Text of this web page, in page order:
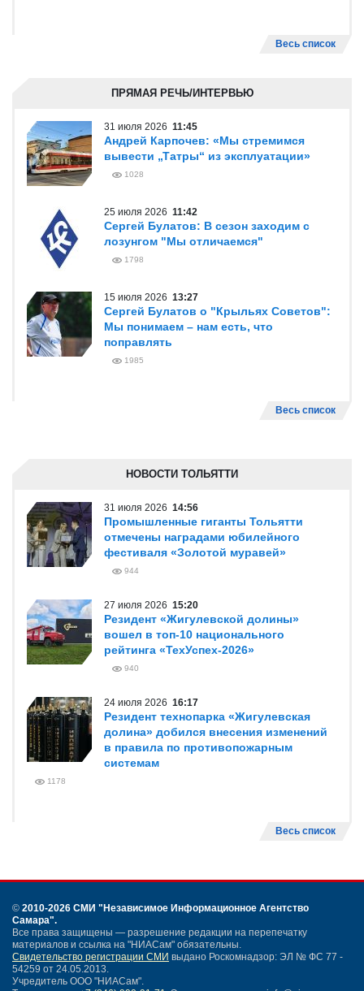
Весь список
ПРЯМАЯ РЕЧЬ/ИНТЕРВЬЮ
31 июля 2026 11:45
Андрей Карпочев: «Мы стремимся
вывести „Татры“ из эксплуатации»
1028
25 июля 2026 11:42
Сергей Булатов: В сезон заходим с
лозунгом "Мы отличаемся"
1798
15 июля 2026 13:27
Сергей Булатов о "Крыльях Советов":
Мы понимаем – нам есть, что
поправлять
1985
Весь список
НОВОСТИ ТОЛЬЯТТИ
31 июля 2026 14:56
Промышленные гиганты Тольятти
отмечены наградами юбилейного
фестиваля «Золотой муравей»
944
27 июля 2026 15:20
Резидент «Жигулевской долины»
вошел в топ-10 национального
рейтинга «ТехУспех-2026»
940
24 июля 2026 16:17
Резидент технопарка «Жигулевская
долина» добился внесения изменений
в правила по противопожарным
системам
1178
Весь список
© 2010-2026 СМИ "Независимое Информационное Агентство
Самара".
Все права защищены — разрешение редакции на перепечатку
материалов и ссылка на "НИАСам" обязательны.
Свидетельство регистрации СМИ выдано Роскомнадзор: ЭЛ № ФС 77 -
54259 от 24.05.2013.
Учредитель ООО "НИАСам".